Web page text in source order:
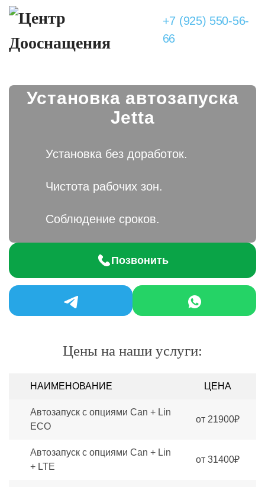
+7 (925) 550-56-
66
Установка автозапуска
Jetta
Установка без доработок.
Чистота рабочих зон.
Соблюдение сроков.
Позвонить
Цены на наши услуги:
НАИМЕНОВАНИЕ ЦЕНА
Автозапуск с опциями Can + Lin
ECO
от 21900₽
Автозапуск с опциями Can + Lin
+ LTE
от 31400₽